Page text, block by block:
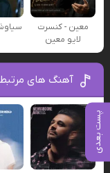
پست بعدی
معین - کنسرت
لایو معین
آهنگ های مرتبط